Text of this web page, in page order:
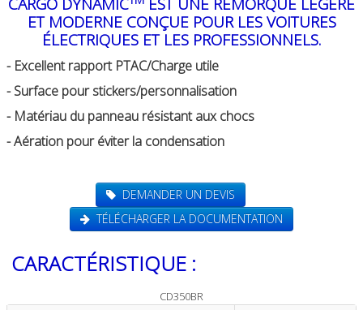
CARGO DYNAMIC
EST UNE REMORQUE LÉGÈRE
ET MODERNE CONÇUE POUR LES VOITURES
ÉLECTRIQUES ET LES PROFESSIONNELS.
- Excellent rapport PTAC/Charge utile
- Surface pour stickers/personnalisation
- Matériau du panneau résistant aux chocs
- Aération pour éviter la condensation
DEMANDER UN DEVIS
TÉLÉCHARGER LA DOCUMENTATION
CARACTÉRISTIQUE :
CD350BR